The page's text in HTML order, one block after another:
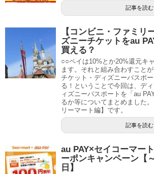
記事を読む
【コンビニ・ファミリ
ズニーチケットをau
買える？
○○ペイは10%とか20%還元キ
ます。それと組み合わすこと
チケット・ディズニーパスポ
る！ということで今回は、デ
ィズニーパスポートを「au
るか等についてまとめました
リーマート編】です。
記事を読む
au PAY×セイコーマー
ーポンキャンペーン【
日】